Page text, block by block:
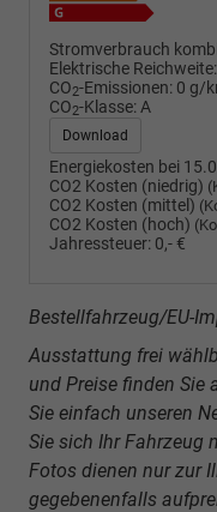
Stromverbrauch
Elektrische Reichweite:
CO2-Emissionen: 0 g/
CO2-Klasse:A
Download
Energiekosten bei
CO2 Kosten (niedrig)
CO2 Kosten (mittel)
CO2 Kosten (hoch)
Jahressteuer: 0,- €
Bestellfahrzeug/EU-
Ausstattung frei
und Preise finden Sie
Sie einfach unseren
Sie sich Ihr Fahrzeug
Fotos dienen nur zur
gegebenenfalls